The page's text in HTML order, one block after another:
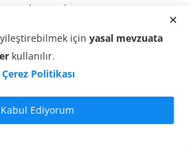
durumda.
TL
TL
(23 Haziran
için yasal mevzuata
kullanılır.
Politikası
Kabul Ediyorum